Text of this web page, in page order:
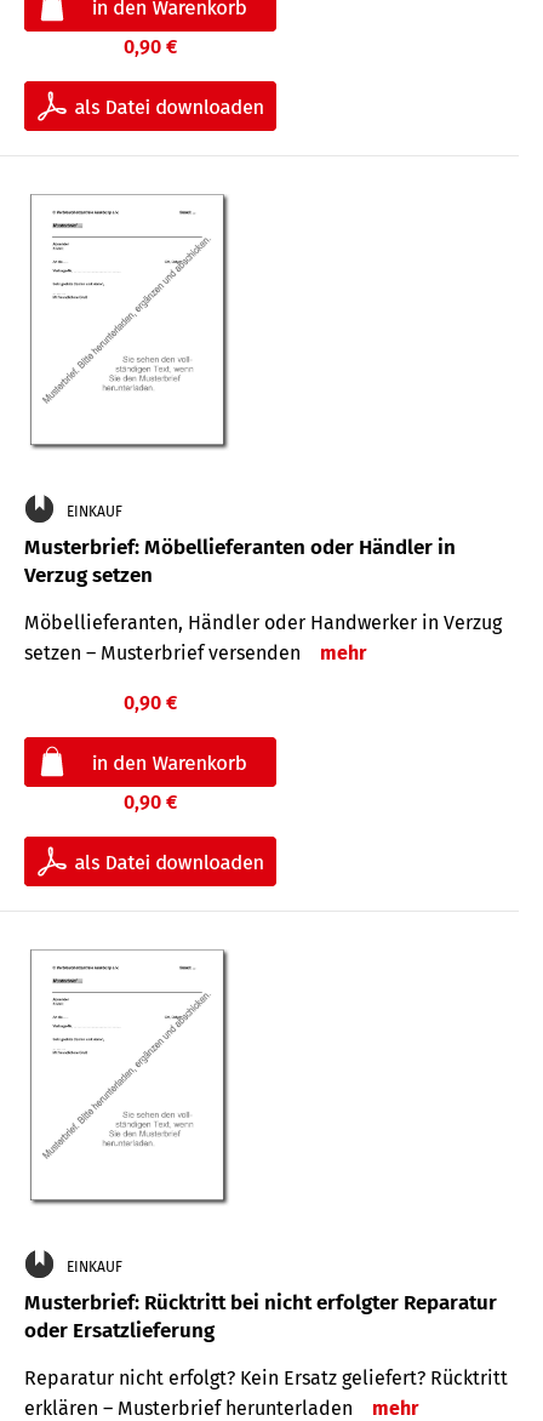
0,90 €
EINKAUF
Musterbrief: Möbellieferanten oder Händler in
Verzug setzen
Möbellieferanten, Händler oder Handwerker in Verzug
setzen – Musterbrief versenden
mehr
0,90 €
0,90 €
EINKAUF
Musterbrief: Rücktritt bei nicht erfolgter Reparatur
oder Ersatzlieferung
Reparatur nicht erfolgt? Kein Ersatz geliefert? Rücktritt
erklären – Musterbrief herunterladen
mehr